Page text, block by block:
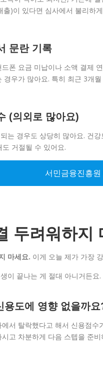
)이 있다면 심사에서 불리하
문란 기록
폰 요금 미납이나 소액 결제
경우가 많아요. 특히 최근 3개
(의외로 많아요)
는 경우도 상당히 많아요. 건
거절될 수 있어요.
서민금융진흥원
두려워하지
마세요. 이게 오늘 제가 가장
이 끝나는 게 절대 아니거든
용도에 영향 없을까요
서 탈락했다고 해서 신용점수
고 차분하게 다음 스텝을 준비